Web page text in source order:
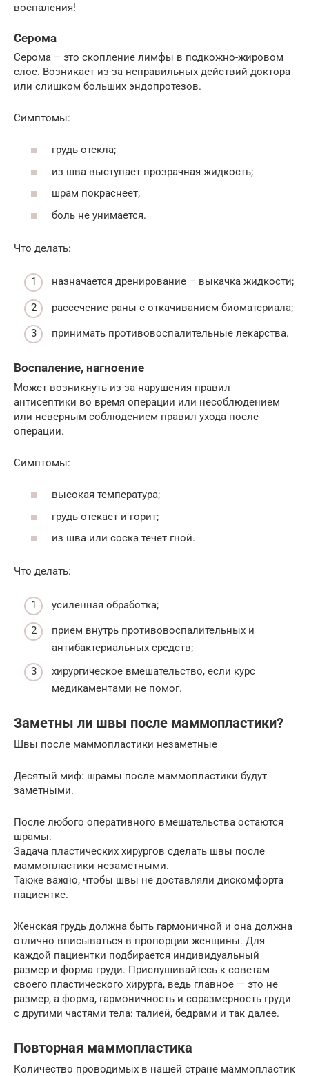
воспаления!
Серома
Серома – это скопление лимфы в подкожно-жировом
слое. Возникает из-за неправильных действий доктора
или слишком больших эндопротезов.
Симптомы:
грудь отекла;
из шва выступает прозрачная жидкость;
шрам покраснеет;
боль не унимается.
Что делать:
назначается дренирование – выкачка жидкости;
рассечение раны с откачиванием биоматериала;
принимать противовоспалительные лекарства.
Воспаление, нагноение
Может возникнуть из-за нарушения правил
антисептики во время операции или несоблюдением
или неверным соблюдением правил ухода после
операции.
Симптомы:
высокая температура;
грудь отекает и горит;
из шва или соска течет гной.
Что делать:
усиленная обработка;
прием внутрь противовоспалительных и
антибактериальных средств;
хирургическое вмешательство, если курс
медикаментами не помог.
Заметны ли швы после маммопластики?
Швы после маммопластики незаметные
Десятый миф: шрамы после маммопластики будут
заметными.
После любого оперативного вмешательства остаются
шрамы.
Задача пластических хирургов сделать швы после
маммопластики незаметными.
Также важно, чтобы швы не доставляли дискомфорта
пациентке.
Женская грудь должна быть гармоничной и она должна
отлично вписываться в пропорции женщины. Для
каждой пациентки подбирается индивидуальный
размер и форма груди. Прислушивайтесь к советам
своего пластического хирурга, ведь главное — это не
размер, а форма, гармоничность и соразмерность груди
с другими частями тела: талией, бедрами и так далее.
Повторная маммопластика
Количество проводимых в нашей стране маммопластик